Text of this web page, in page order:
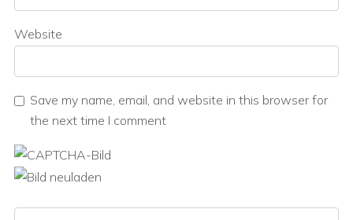
Website
Save my name, email, and website in this browser for
the next time I comment